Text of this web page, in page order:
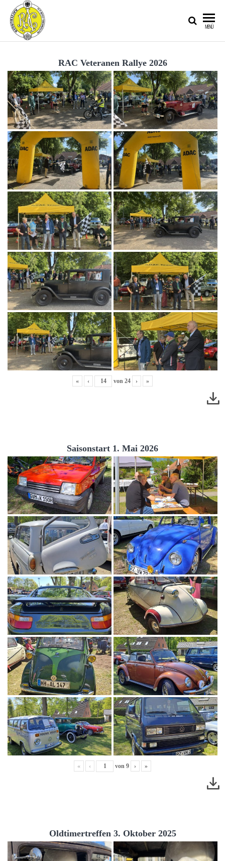
AUTOMOBIL-
CLUB IM
ADAC E.V.
MENÜ
RAC Veteranen Rallye 2026
« ‹ von 24 › »
Saisonstart 1. Mai 2026
« ‹ von 9 › »
Oldtimertreffen 3. Oktober 2025